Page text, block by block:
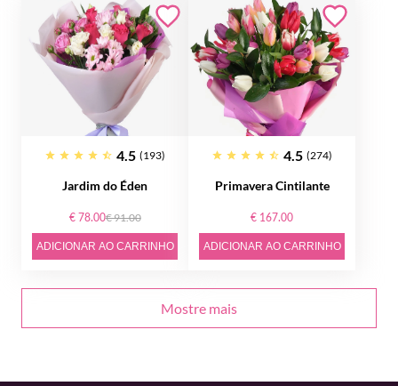
4.5 (193)
Jardim do Éden
€ 78.00€ 91.00
ADICIONAR AO CARRINHO
4.5 (274)
Primavera Cintilante
€ 167.00
ADICIONAR AO CARRINHO
Mostre mais